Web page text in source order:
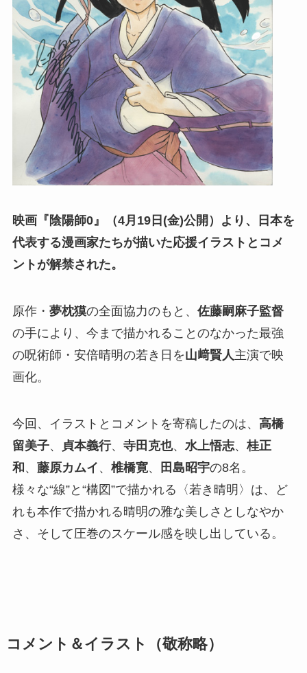
映画『陰陽師0』（4月19日(金)公開）より、日本を
代表する漫画家たちが描いた応援イラストとコメ
ントが解禁された。
原作・ 夢枕獏の全面協力のもと、 佐藤嗣麻子監督
の手により、今まで描かれることのなかった最強
の呪術師・安倍晴明の若き日を山﨑賢人主演で映
画化。
今回、イラストとコメントを寄稿したのは、 高橋
留美子、 貞本義行、 寺田克也、 水上悟志、 桂正
和、 藤原カムイ 、 椎橋寛、 田島昭宇の8名。
様々な“線”と“構図”で描かれる〈若き晴明〉は、ど
れも本作で描かれる晴明の雅な美しさとしなやか
さ、そして圧巻のスケール感を映し出している。
コメント＆イラスト（敬称略）